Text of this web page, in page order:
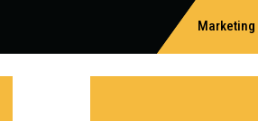
Marketing